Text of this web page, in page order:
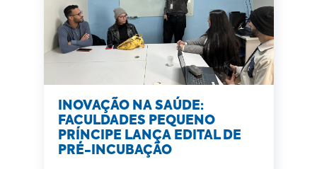
INOVAÇÃO NA SAÚDE:
FACULDADES PEQUENO
PRÍNCIPE LANÇA EDITAL DE
PRÉ-INCUBAÇÃO